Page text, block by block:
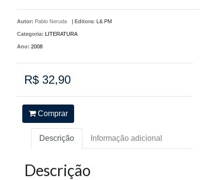
Autor: Pablo Neruda | Editora: L& PM
Categoria: LITERATURA
Ano: 2008
R$ 32,90
Comprar
Descrição Informação adicional
Descrição